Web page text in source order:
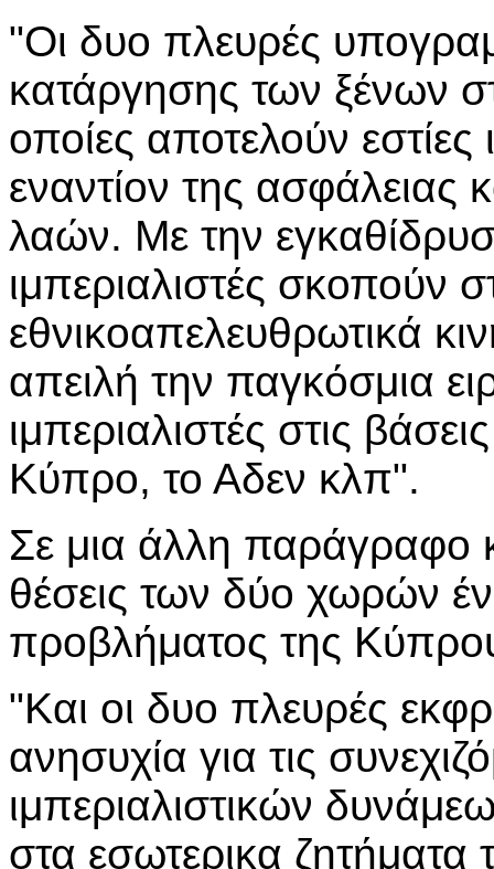
"Οι δυο πλευρές
κατάργησης των ξένων
οποίες αποτελούν εστίες
εναντίον της ασφάλειας
λαών. Με την
ιμπεριαλιστές σκοπούν
εθνικοαπελευθρωτικά
απειλή την παγκόσμια
ιμπεριαλιστές στις
Κύπρο, το Αδεν κλπ".
Σε μια άλλη παράγραφο
θέσεις των δύο χωρών
προβλήματος της
"Και οι δυο πλευρές
ανησυχία για τις
ιμπεριαλιστικών
στα εσωτερικα